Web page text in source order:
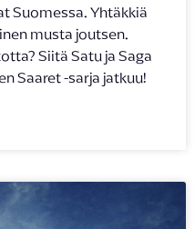
Suomessa. Yhtäkkiä
musta joutsen.
Siitä Satu ja Saga
Saaret -sarja jatkuu!